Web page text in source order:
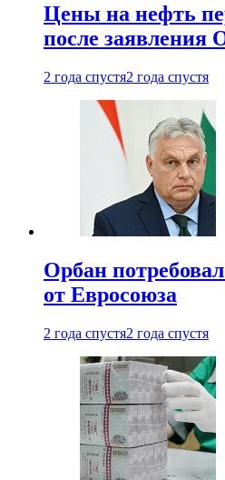
Цены на нефть
после
2 года спустя2 года спустя
Орбан
от Евросоюза
2 года спустя2 года спустя